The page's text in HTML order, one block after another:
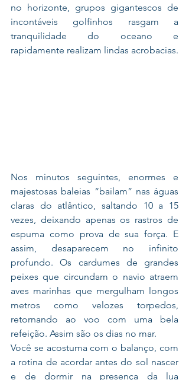
no horizonte, grupos gigantescos de
incontáveis golfinhos rasgam a
tranquilidade do oceano e
Nos minutos seguintes, enormes e
majestosas baleias “bailam” nas águas
claras do atlântico, saltando 10 a 15
vezes, deixando apenas os rastros de
espuma como prova de sua força. E
assim, desaparecem no infinito
profundo. Os cardumes de grandes
peixes que circundam o navio atraem
aves marinhas que mergulham longos
metros como velozes torpedos,
retornando ao voo com uma bela
refeição. Assim são os dias no mar.
Você se acostuma com o balanço, com
a rotina de acordar antes do sol nascer
e de dormir na presença da lua